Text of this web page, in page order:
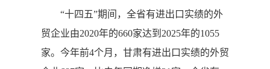
“十四五”期间，全省有进出口实绩的外
贸企业由2020年的660家达到2025年的1055
家。今年前4个月，甘肃有进出口实绩的外贸